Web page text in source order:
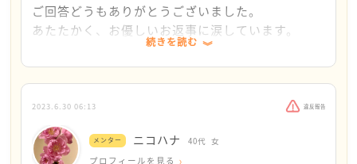
心無いひどい言葉をかけるお母さんに対して、嫌悪感
を抱くのは当たり前の反応だと思います
ご相談を拝見している限り、お母さんは自分を中心に
しか物事を考えられない人のようですね
ももさんは、客観的にそのような人が幸せに感じます
か？
ご回答どうもありがとうございました。
あたたかく、お優しいお返事に涙しています。
こんになも私の気持ちに寄り添ってくださり、優し
い言葉をかけていただけるとは思わず、本当に感動
しています。
お返事を拝読し、私こんなふうに優しい言葉をかけ
てほしかったんだ、と思いました。
「ももさんには、ももさんの人生があります」との
続きを読む
2023.6.30 06:13 違反報告
メンター ニコハナ 40代 女
プロフィールを見る